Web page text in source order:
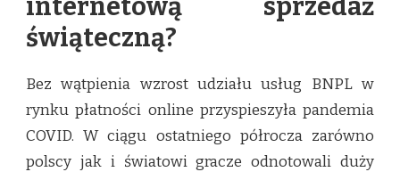
internetową sprzedaż
świąteczną?
Bez wątpienia wzrost udziału usług BNPL w
rynku płatności online przyspieszyła pandemia
COVID. W ciągu ostatniego półrocza zarówno
polscy jak i światowi gracze odnotowali duży